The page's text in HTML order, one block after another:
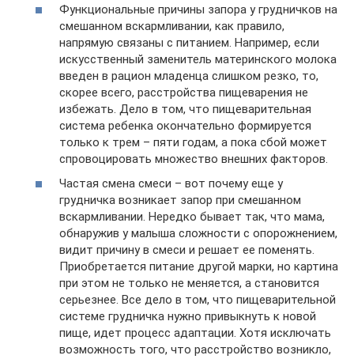
Функциональные причины запора у грудничков на
смешанном вскармливании, как правило,
напрямую связаны с питанием. Например, если
искусственный заменитель материнского молока
введен в рацион младенца слишком резко, то,
скорее всего, расстройства пищеварения не
избежать. Дело в том, что пищеварительная
система ребенка окончательно формируется
только к трем – пяти годам, а пока сбой может
спровоцировать множество внешних факторов.
Частая смена смеси – вот почему еще у
грудничка возникает запор при смешанном
вскармливании. Нередко бывает так, что мама,
обнаружив у малыша сложности с опорожнением,
видит причину в смеси и решает ее поменять.
Приобретается питание другой марки, но картина
при этом не только не меняется, а становится
серьезнее. Все дело в том, что пищеварительной
системе грудничка нужно привыкнуть к новой
пище, идет процесс адаптации. Хотя исключать
возможность того, что расстройство возникло,